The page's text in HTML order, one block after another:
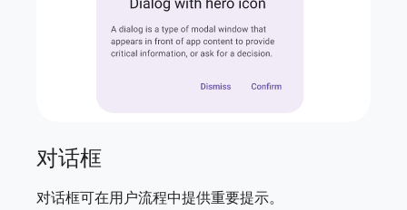
对话框
对话框可在用户流程中提供重要提示。